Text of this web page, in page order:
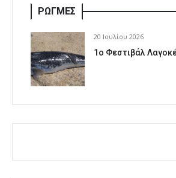
ΡΩΓΜΕΣ
20 Ιουλίου 2026
1o Φεστιβάλ